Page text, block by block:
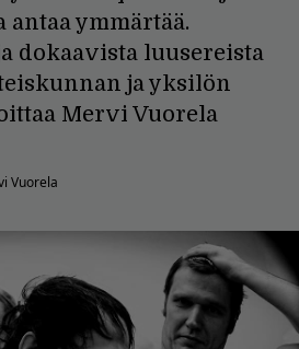
ymmärtää.
dokaavista luusereista
ja yksilön
Mervi Vuorela
Vuorela